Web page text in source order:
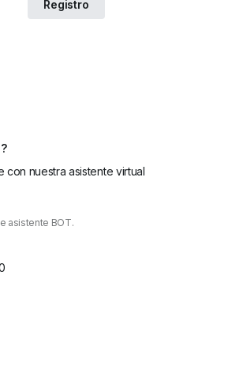
con nuestra asistente virtual
asistente BOT.